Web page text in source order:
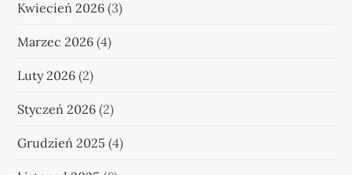
Kwiecień 2026 (3)
Marzec 2026 (4)
Luty 2026 (2)
Styczeń 2026 (2)
Grudzień 2025 (4)